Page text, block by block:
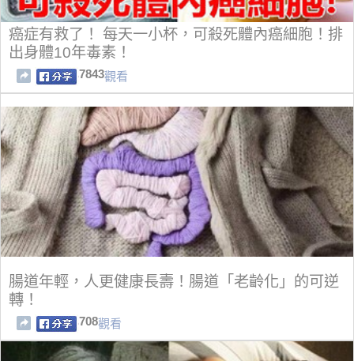
癌症有救了！ 每天一小杯，可殺死體內癌細胞！排
出身體10年毒素！
7843觀看
腸道年輕，人更健康長壽！腸道「老齡化」的可逆
轉！
708觀看